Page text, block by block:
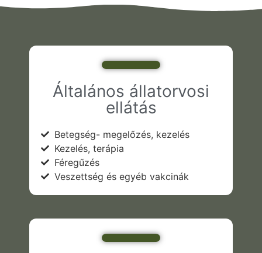
Általános állatorvosi
ellátás
Betegség- megelőzés, kezelés
Kezelés, terápia
Féregűzés
Veszettség és egyéb vakcinák